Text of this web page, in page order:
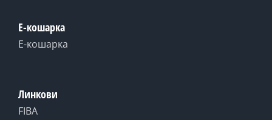
Е-кошарка
Е-кошарка
Линкови
FIBA